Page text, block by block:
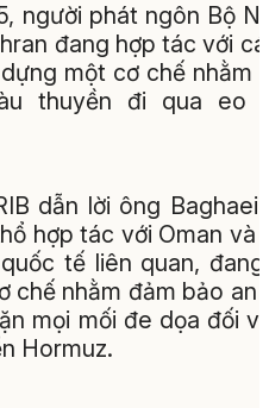
người phát ngôn Bộ
đang hợp tác với
một cơ chế nhằm
thuyền đi qua eo
dẫn lời ông Baghaei
hợp tác với Oman và
tế liên quan,
chế nhằm đảm bảo an
mọi mối đe dọa đối
Hormuz.